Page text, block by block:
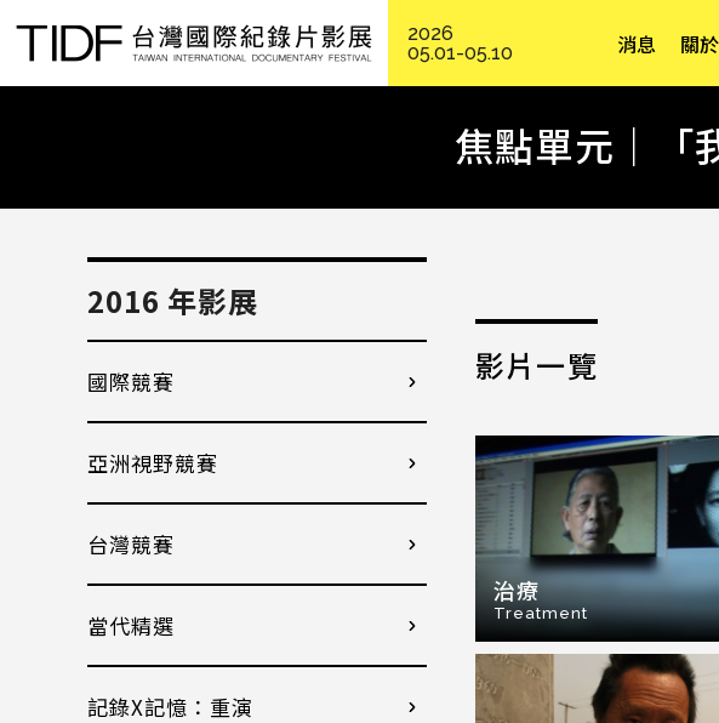
2026
05.01-05.10
消息 關於
焦點單元｜「
影片一覽
治療
Treatment
2016 年影展
國際競賽
亞洲視野競賽
台灣競賽
當代精選
記錄X記憶：重演